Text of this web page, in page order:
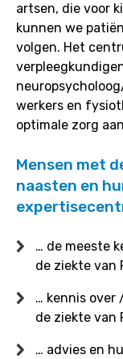
artsen, die voor
kunnen we
volgen. Het
werkers en
optimale zorg
Mensen met
naasten en
… de meeste
de ziekte van
… kennis over
de ziekte van
… advies en